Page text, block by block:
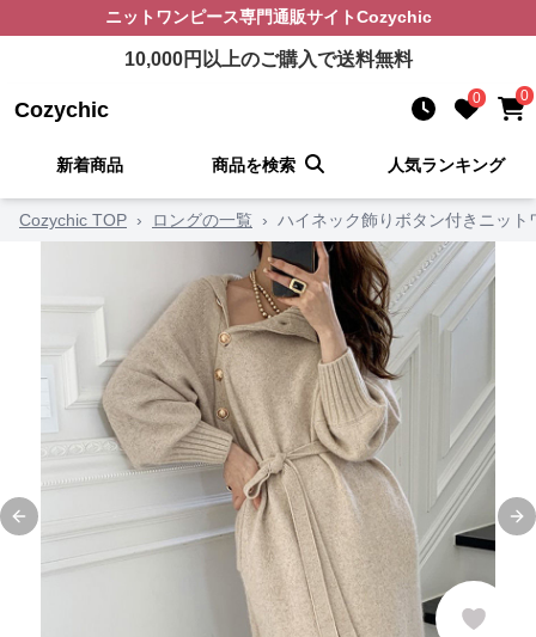
ニットワンピース専門通販サイトCozychic
10,000円以上のご購入で送料無料
Cozychic 0 0
新着商品 商品を検索 人気ランキング
Cozychic TOP › ロングの一覧 › ハイネック飾りボタン付きニット
Previous slide